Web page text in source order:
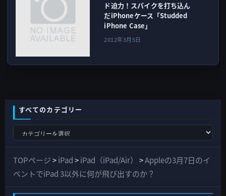
ド迫力！スパイクを打ち込ん
だiPhoneケース「Studded
iPhone Case」
2012年3月5日
すべてのカテゴリー
て
の
TOPページ>iPad>iPad（iPad/Air） >Appleの3月7日のイ
ベントでiPad 3以外に何が飛び出すのか？